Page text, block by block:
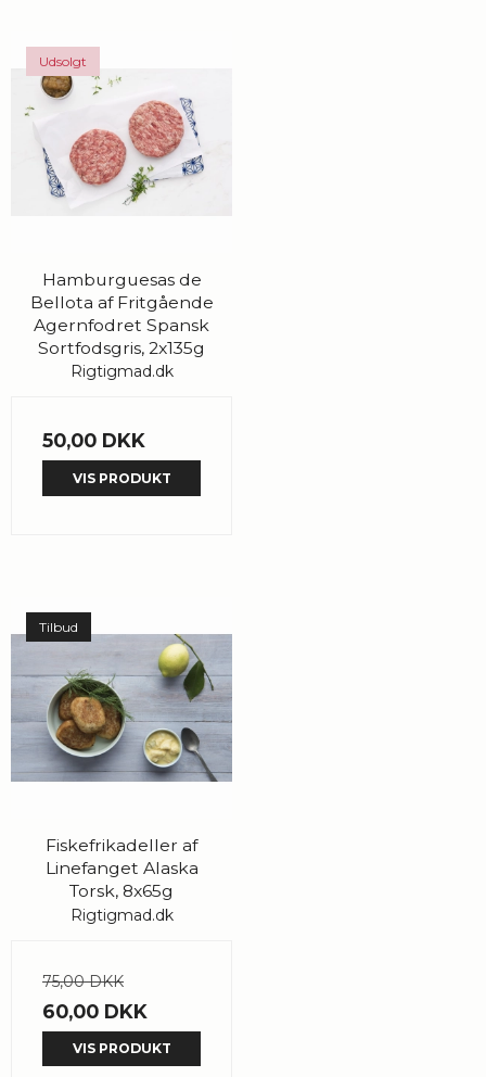
Udsolgt
Hamburguesas de
Bellota af Fritgående
Agernfodret Spansk
Sortfodsgris, 2x135g
Rigtigmad.dk
50,00 DKK
VIS PRODUKT
Tilbud
Fiskefrikadeller af
Linefanget Alaska
Torsk, 8x65g
Rigtigmad.dk
75,00 DKK
60,00 DKK
VIS PRODUKT